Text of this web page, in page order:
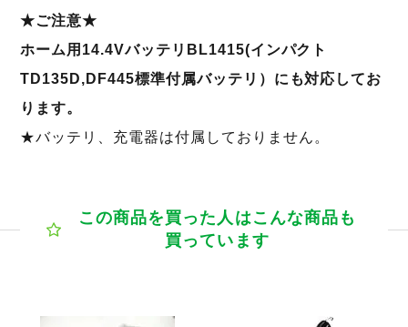
★ご注意★
ホーム用14.4VバッテリBL1415(インパクト
TD135D,DF445標準付属バッテリ）にも対応してお
ります。
★バッテリ、充電器は付属しておりません。
この商品を買った人はこんな商品も
買っています